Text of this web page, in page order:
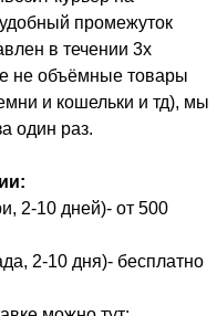
промежуток
в течении 3х
не объёмные товары
и кошельки и тд), мы
один раз.
2-10 дней)- от 500
2-10 дня)- бесплатно